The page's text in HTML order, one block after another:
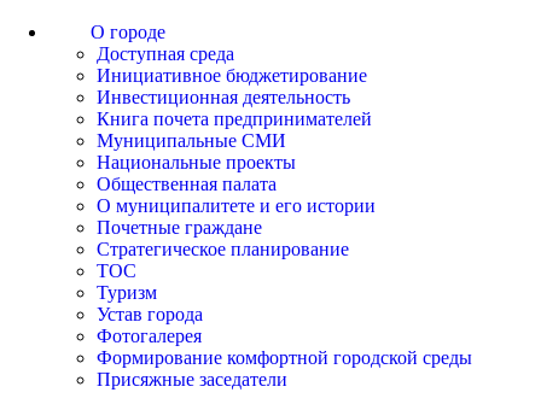
О городе
Доступная среда
Инициативное бюджетирование
Инвестиционная деятельность
Книга почета предпринимателей
Муниципальные СМИ
Национальные проекты
Общественная палата
О муниципалитете и его истории
Почетные граждане
Стратегическое планирование
ТОС
Туризм
Устав города
Фотогалерея
Формирование комфортной городской среды
Присяжные заседатели